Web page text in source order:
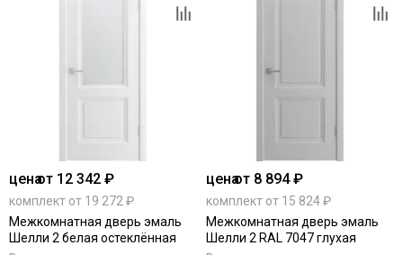
ценаот 12 342 ₽
комплект от 19 272 ₽
Межкомнатная дверь эмаль
Шелли 2 белая остеклённая
ценаот 8 894 ₽
комплект от 15 824 ₽
Межкомнатная дверь эмаль
Шелли 2 RAL 7047 глухая